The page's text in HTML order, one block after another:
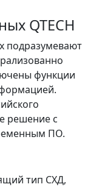
QTECH
подразумевают
функции
решение с
ПО.
тип СХД,